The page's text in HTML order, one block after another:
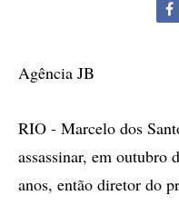
Agência JB
RIO - Marcelo dos
assassinar, em outubro
anos, então diretor do